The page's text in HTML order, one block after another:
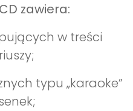
zawiera:
w treści
typu „karaoke”